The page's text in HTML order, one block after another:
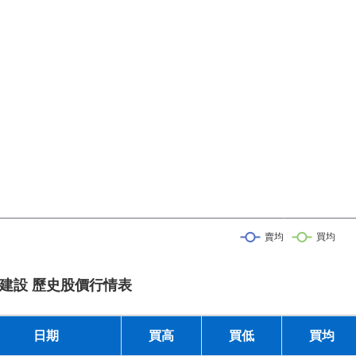
設 歷史股價行情表
日期 買高 買低 買均